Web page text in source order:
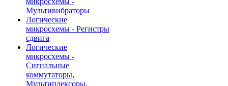
Мультивибраторы
Логические
микросхемы - Регистры
сдвига
Логические
микросхемы -
Сигнальные
коммутаторы,
Мультиплексоры,